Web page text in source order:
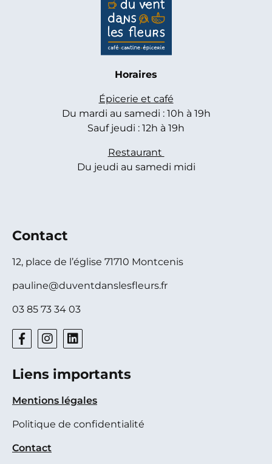
Horaires
Épicerie et café
Du mardi au samedi : 10h à 19h
Sauf jeudi : 12h à 19h
Restaurant
Du jeudi au samedi midi
Contact
12, place de l’église 71710 Montcenis
pauline@duventdanslesfleurs.fr
03 85 73 34 03
Liens importants
Mentions légales
Politique de confidentialité
Contact